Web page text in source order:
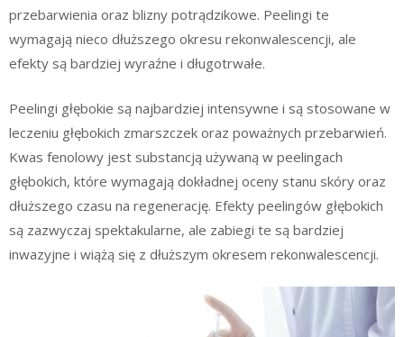
przebarwienia oraz blizny potrądzikowe. Peelingi te
wymagają nieco dłuższego okresu rekonwalescencji, ale
efekty są bardziej wyraźne i długotrwałe.
Peelingi głębokie są najbardziej intensywne i są stosowane w
leczeniu głębokich zmarszczek oraz poważnych przebarwień.
Kwas fenolowy jest substancją używaną w peelingach
głębokich, które wymagają dokładnej oceny stanu skóry oraz
dłuższego czasu na regenerację. Efekty peelingów głębokich
są zazwyczaj spektakularne, ale zabiegi te są bardziej
inwazyjne i wiążą się z dłuższym okresem rekonwalescencji.